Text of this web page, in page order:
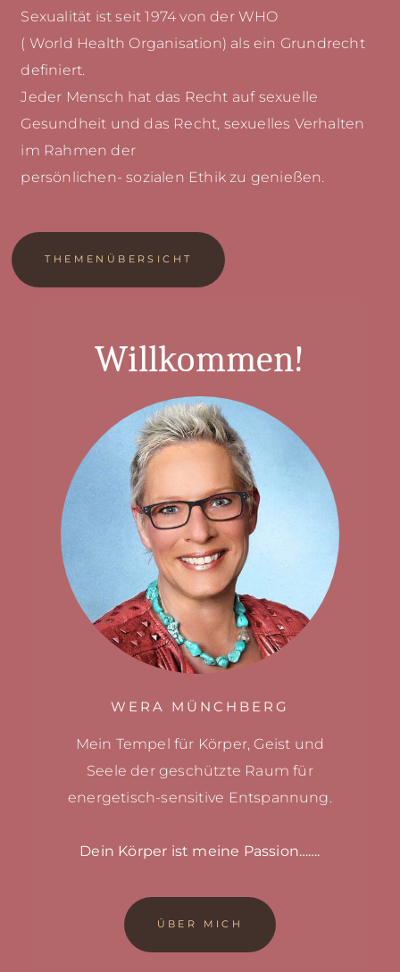
Sexualität ist seit 1974 von der WHO
( World Health Organisation) als ein Grundrecht
definiert.
Jeder Mensch hat das Recht auf sexuelle
Gesundheit und das Recht, sexuelles Verhalten
im Rahmen der
persönlichen- sozialen Ethik zu genießen.
THEMENÜBERSICHT
Willkommen!
WERA MÜNCHBERG
Mein Tempel für Körper, Geist und
Seeleder geschützte Raum für
energetisch-sensitive Entspannung.
Dein Körper ist meine Passion…….
ÜBER MICH